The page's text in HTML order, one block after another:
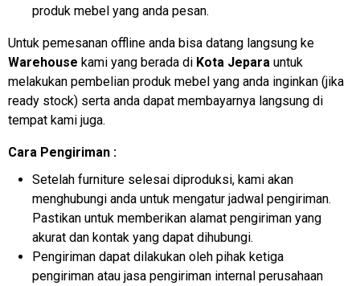
produk mebel yang anda pesan.
Untuk pemesanan offline anda bisa datang langsung ke
Warehouse kami yang berada di Kota Jepara untuk
melakukan pembelian produk mebel yang anda inginkan (jika
ready stock) serta anda dapat membayarnya langsung di
tempat kami juga.
Cara Pengiriman :
Setelah furniture selesai diproduksi, kami akan
menghubungi anda untuk mengatur jadwal pengiriman.
Pastikan untuk memberikan alamat pengiriman yang
akurat dan kontak yang dapat dihubungi.
Pengiriman dapat dilakukan oleh pihak ketiga
pengiriman atau jasa pengiriman internal perusahaan